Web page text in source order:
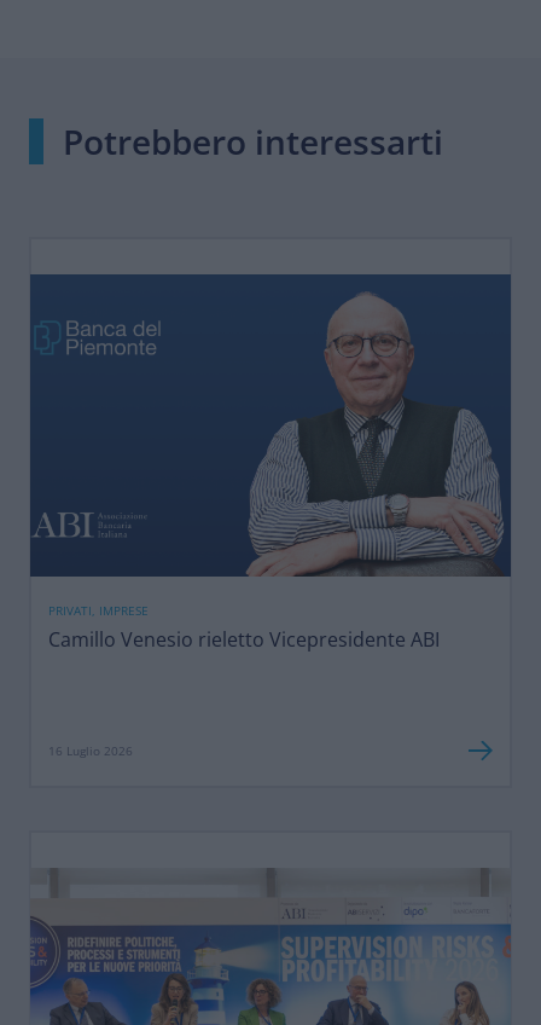
Potrebbero interessarti
PRIVATI, IMPRESE
Camillo Venesio rieletto Vicepresidente ABI
16 Luglio 2026